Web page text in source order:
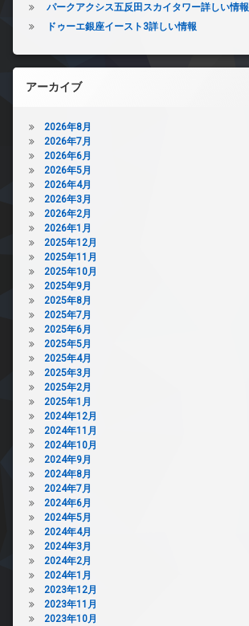
パークアクシス五反田スカイタワー詳しい情報
ドゥーエ銀座イースト3詳しい情報
アーカイブ
2026年8月
2026年7月
2026年6月
2026年5月
2026年4月
2026年3月
2026年2月
2026年1月
2025年12月
2025年11月
2025年10月
2025年9月
2025年8月
2025年7月
2025年6月
2025年5月
2025年4月
2025年3月
2025年2月
2025年1月
2024年12月
2024年11月
2024年10月
2024年9月
2024年8月
2024年7月
2024年6月
2024年5月
2024年4月
2024年3月
2024年2月
2024年1月
2023年12月
2023年11月
2023年10月